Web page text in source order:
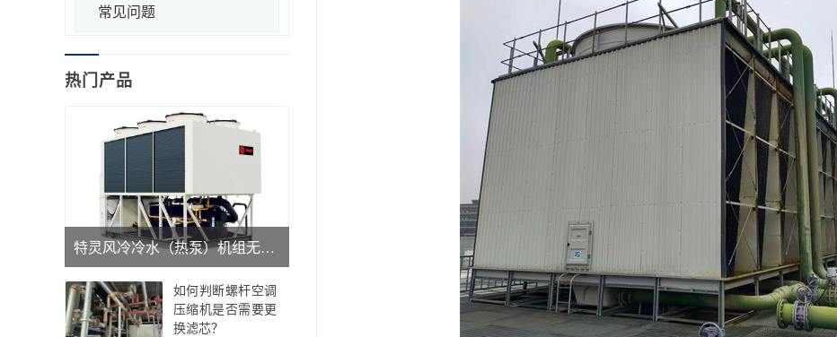
常见问题
热门产品
特灵风冷冷水（热泵）机组无法开机出现故障维修
如何判断螺杆空调
压缩机是否需要更
换滤芯？